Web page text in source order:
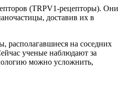
(TRPV1-рецепторы). Они
доставив их в
располагавшиеся на соседних
ученые наблюдают за
можно усложнить,